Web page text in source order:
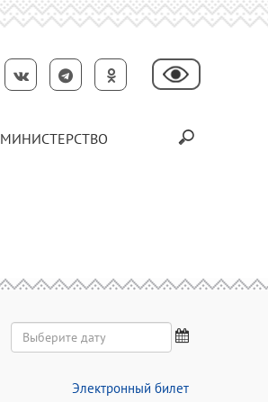
МИНИСТЕРСТВО
Электронный билет